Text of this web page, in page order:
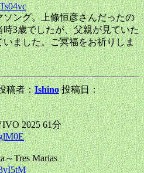
ング。上條恒彦さんだったの
3歳でしたが、父親が見ていた
ました。ご冥福をお祈りしま
稿者：Ishino 投稿日：
2025 61分
～Tres Marias